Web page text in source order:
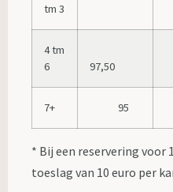
tm 3
4 tm
6
97,50
7+ 95
* Bij een reservering voor
toeslag van 10 euro per